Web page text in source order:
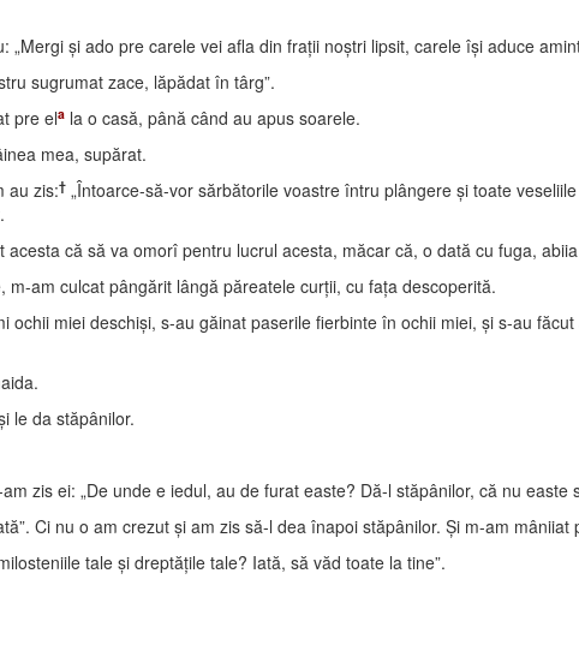
„Mergi şi ado pre carele vei afla din fraţii noştri lipsit, carele îşi aduce
sugrumat zace, lăpădat în târg”.
pre ela la o casă, până când au apus soarele.
mea, supărat.
au zis:† „Întoarce-să-vor sărbătorile voastre întru plângere şi toate
că să va omorî pentru lucrul acesta, măcar că, o dată cu fuga,
am culcat pângărit lângă păreatele curţii, cu faţa descoperită.
ochii miei deschişi, s-au găinat paserile fierbinte în ochii miei, şi s-au
le da stăpânilor.
zis ei: „De unde e iedul, au de furat easte? Dă-l stăpânilor, că nu easte
Ci nu o am crezut şi am zis să-l dea înapoi stăpânilor. Şi m-am mâniiat
tale şi dreptăţile tale? Iată, să văd toate la tine”.